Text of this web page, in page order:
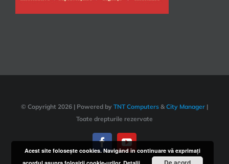
© Copyright 2026 | Powered by TNT Computers & City Manager |
Toate drepturile rezervate
Acest site foloseşte cookies. Navigând în continuare vă exprimaţi